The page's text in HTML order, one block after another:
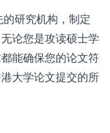
研究机构，制定
论您是攻读硕士学
能确保您的论文符
大学论文提交的所